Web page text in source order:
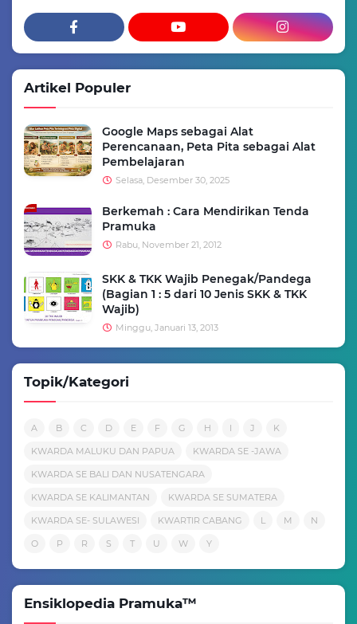
Artikel Populer
Google Maps sebagai Alat
Perencanaan, Peta Pita sebagai Alat
Pembelajaran
Selasa, Desember 30, 2025
Berkemah : Cara Mendirikan Tenda
Pramuka
Rabu, November 21, 2012
SKK & TKK Wajib Penegak/Pandega
(Bagian 1 : 5 dari 10 Jenis SKK & TKK
Wajib)
Minggu, Januari 13, 2013
Topik/Kategori
A B C D E F G H I J K
KWARDA MALUKU DAN PAPUA KWARDA SE -JAWA
KWARDA SE BALI DAN NUSATENGARA
KWARDA SE KALIMANTAN KWARDA SE SUMATERA
KWARDA SE- SULAWESI KWARTIR CABANG L M N
O P R S T U W Y
Ensiklopedia Pramuka™